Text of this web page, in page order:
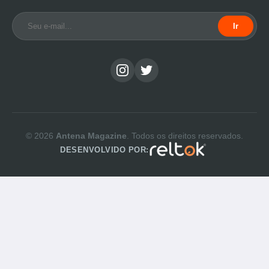
Ir
© 2026 Antena Magazine . Todos os direitos reservados.
DESENVOLVIDO POR: